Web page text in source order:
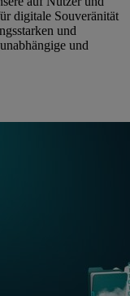
digitale Souveränität
und
und